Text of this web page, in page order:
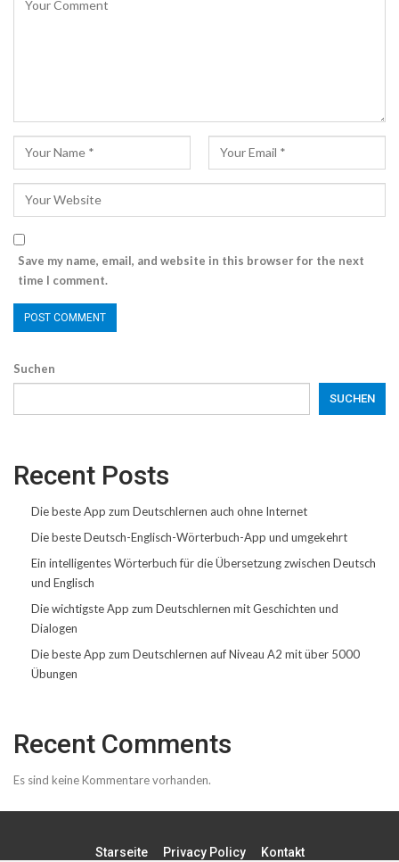
Save my name, email, and website in this browser for the next
time I comment.
Suchen
SUCHEN
Recent Posts
Die beste App zum Deutschlernen auch ohne Internet
Die beste Deutsch-Englisch-Wörterbuch-App und umgekehrt
Ein intelligentes Wörterbuch für die Übersetzung zwischen Deutsch
und Englisch
Die wichtigste App zum Deutschlernen mit Geschichten und
Dialogen
Die beste App zum Deutschlernen auf Niveau A2 mit über 5000
Übungen
Recent Comments
Es sind keine Kommentare vorhanden.
Starseite Privacy Policy Kontakt